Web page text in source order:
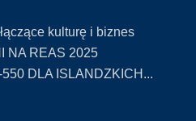
kulturę i biznes
NA REAS 2025
DLA ISLANDZKICH...